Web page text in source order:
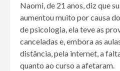
Naomi, de 21 anos, diz que
aumentou muito por causa
de psicologia, ela teve as
canceladas e, embora as
distância, pela internet, a
quanto ao curso a afetaram.